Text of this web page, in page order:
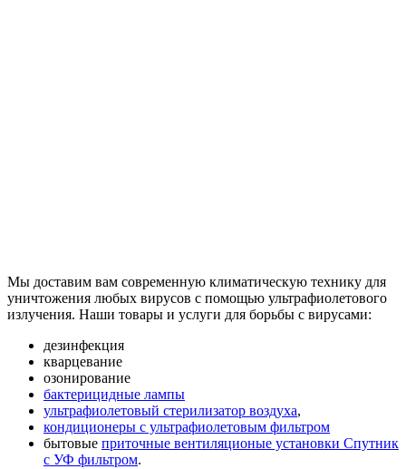
Мы доставим вам современную климатическую технику для
уничтожения любых вирусов с помощью ультрафиолетового
излучения. Наши товары и услуги для борьбы с вирусами:
дезинфекция
кварцевание
озонирование
бактерицидные лампы
ультрафиолетовый стерилизатор воздуха,
кондиционеры с ультрафиолетовым фильтром
бытовые приточные вентиляционые установки Спутник
с УФ фильтром.